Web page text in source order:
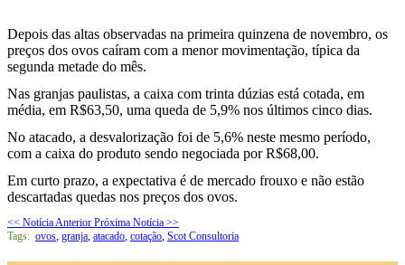
Depois das altas observadas na primeira quinzena de novembro, os
preços dos ovos caíram com a menor movimentação, típica da
segunda metade do mês.
Nas granjas paulistas, a caixa com trinta dúzias está cotada, em
média, em R$63,50, uma queda de 5,9% nos últimos cinco dias.
No atacado, a desvalorização foi de 5,6% neste mesmo período,
com a caixa do produto sendo negociada por R$68,00.
Em curto prazo, a expectativa é de mercado frouxo e não estão
descartadas quedas nos preços dos ovos.
<< Notícia Anterior Próxima Notícia >>
Tags: ovos, granja, atacado, cotação, Scot Consultoria